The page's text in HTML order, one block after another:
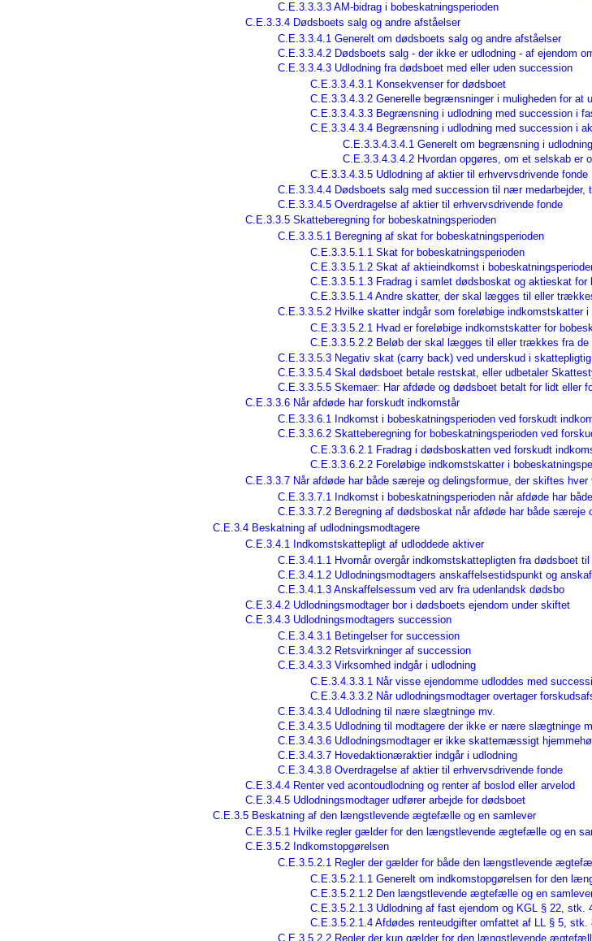
C.E.3.3.3.3 AM-bidrag i bobeskatningsperioden
C.E.3.3.4 Dødsboets salg og andre afståelser
C.E.3.3.4.1 Generelt om dødsboets salg og andre afståelser
C.E.3.3.4.2 Dødsboets salg - der ikke er udlodning - af ejendom
C.E.3.3.4.3 Udlodning fra dødsboet med eller uden succession
C.E.3.3.4.3.1 Konsekvenser for dødsboet
C.E.3.3.4.3.2 Generelle begrænsninger i muligheden for at
C.E.3.3.4.3.3 Begrænsning i udlodning med succession i
C.E.3.3.4.3.4 Begrænsning i udlodning med succession i
C.E.3.3.4.3.4.1 Generelt om begrænsning i
C.E.3.3.4.3.4.2 Hvordan opgøres, om et selskab er
C.E.3.3.4.3.5 Udlodning af aktier til erhvervsdrivende fonde
C.E.3.3.4.4 Dødsboets salg med succession til nær medarbejder,
C.E.3.3.4.5 Overdragelse af aktier til erhvervsdrivende fonde
C.E.3.3.5 Skatteberegning for bobeskatningsperioden
C.E.3.3.5.1 Beregning af skat for bobeskatningsperioden
C.E.3.3.5.1.1 Skat for bobeskatningsperioden
C.E.3.3.5.1.2 Skat af aktieindkomst i
C.E.3.3.5.1.3 Fradrag i samlet dødsboskat og aktieskat for
C.E.3.3.5.1.4 Andre skatter, der skal lægges til eller
C.E.3.3.5.2 Hvilke skatter indgår som foreløbige indkomstskatter i
C.E.3.3.5.2.1 Hvad er foreløbige indkomstskatter for
C.E.3.3.5.2.2 Beløb der skal lægges til eller trækkes fra de
C.E.3.3.5.3 Negativ skat (carry back) ved underskud i
C.E.3.3.5.4 Skal dødsboet betale restskat, eller udbetaler
C.E.3.3.5.5 Skemaer: Har afdøde og dødsboet betalt for lidt eller
C.E.3.3.6 Når afdøde har forskudt indkomstår
C.E.3.3.6.1 Indkomst i bobeskatningsperioden ved forskudt
C.E.3.3.6.2 Skatteberegning for bobeskatningsperioden ved
C.E.3.3.6.2.1 Fradrag i dødsboskatten ved forskudt
C.E.3.3.6.2.2 Foreløbige indkomstskatter i
C.E.3.3.7 Når afdøde har både særeje og delingsformue, der skiftes hver
C.E.3.3.7.1 Indkomst i bobeskatningsperioden når afdøde har
C.E.3.3.7.2 Beregning af dødsboskat når afdøde har både særeje
C.E.3.4 Beskatning af udlodningsmodtagere
C.E.3.4.1 Indkomstskattepligt af udloddede aktiver
C.E.3.4.1.1 Hvornår overgår indkomstskattepligten fra dødsboet
C.E.3.4.1.2 Udlodningsmodtagers anskaffelsestidspunkt og
C.E.3.4.1.3 Anskaffelsessum ved arv fra udenlandsk dødsbo
C.E.3.4.2 Udlodningsmodtager bor i dødsboets ejendom under skiftet
C.E.3.4.3 Udlodningsmodtagers succession
C.E.3.4.3.1 Betingelser for succession
C.E.3.4.3.2 Retsvirkninger af succession
C.E.3.4.3.3 Virksomhed indgår i udlodning
C.E.3.4.3.3.1 Når visse ejendomme udloddes med
C.E.3.4.3.3.2 Når udlodningsmodtager overtager
C.E.3.4.3.4 Udlodning til nære slægtninge mv.
C.E.3.4.3.5 Udlodning til modtagere der ikke er nære slægtninge
C.E.3.4.3.6 Udlodningsmodtager er ikke skattemæssigt
C.E.3.4.3.7 Hovedaktionæraktier indgår i udlodning
C.E.3.4.3.8 Overdragelse af aktier til erhvervsdrivende fonde
C.E.3.4.4 Renter ved acontoudlodning og renter af boslod eller arvelod
C.E.3.4.5 Udlodningsmodtager udfører arbejde for dødsboet
C.E.3.5 Beskatning af den længstlevende ægtefælle og en samlever
C.E.3.5.1 Hvilke regler gælder for den længstlevende ægtefælle og en
C.E.3.5.2 Indkomstopgørelsen
C.E.3.5.2.1 Regler der gælder for både den længstlevende
C.E.3.5.2.1.1 Generelt om indkomstopgørelsen for den
C.E.3.5.2.1.2 Den længstlevende ægtefælle og en
C.E.3.5.2.1.3 Udlodning af fast ejendom og KGL § 22, stk.
C.E.3.5.2.1.4 Afdødes renteudgifter omfattet af LL § 5, stk.
C.E.3.5.2.2 Regler der kun gælder for den længstlevende